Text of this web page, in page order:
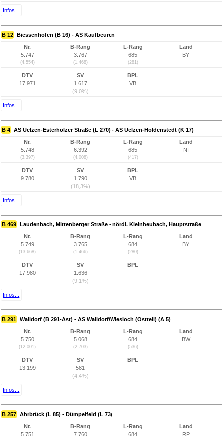
Infos...
B 12 Biessenhofen (B 16) - AS Kaufbeuren
Nr.
5.747
(4.554)
B-Rang
3.767
(1.468)
L-Rang
685
(281)
Land
BY
DTV
17.971
SV
1.617
(9,0%)
BPL
VB
Infos...
B 4 AS Uelzen-Esterholzer Straße (L 270) - AS Uelzen-Holdenstedt (K 17)
Nr.
5.748
(3.397)
B-Rang
6.392
(4.008)
L-Rang
685
(417)
Land
NI
DTV
9.780
SV
1.790
(18,3%)
BPL
VB
Infos...
B 469 Laudenbach, Mittenberger Straße - nördl. Kleinheubach, Hauptstraße
Nr.
5.749
(13.668)
B-Rang
3.765
(1.466)
L-Rang
684
(280)
Land
BY
DTV
17.980
SV
1.636
(9,1%)
BPL
Infos...
B 291 Walldorf (B 291-Ast) - AS Walldorf/Wiesloch (Ostteil) (A 5)
Nr.
5.750
(12.001)
B-Rang
5.068
(2.703)
L-Rang
684
(536)
Land
BW
DTV
13.199
SV
581
(4,4%)
BPL
Infos...
B 257 Ahrbrück (L 85) - Dümpelfeld (L 73)
Nr.
5.751
B-Rang
7.760
L-Rang
684
Land
RP